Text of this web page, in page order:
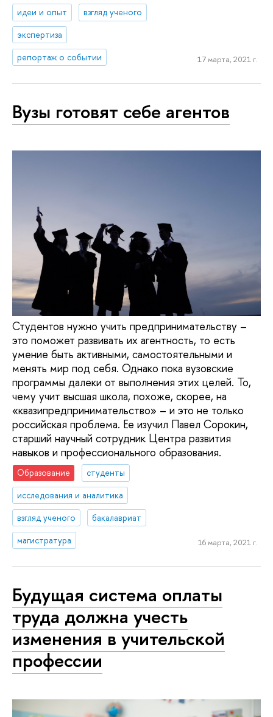
идеи и опыт
взгляд ученого
экспертиза
репортаж о событии
17 марта, 2021 г.
Вузы готовят себе агентов
Студентов нужно учить предпринимательству –
это поможет развивать их агентность, то есть
умение быть активными, самостоятельными и
менять мир под себя. Однако пока вузовские
программы далеки от выполнения этих целей. То,
чему учит высшая школа, похоже, скорее, на
«квазипредпринимательство» – и это не только
российская проблема. Ее изучил Павел Сорокин,
старший научный сотрудник Центра развития
навыков и профессионального образования.
Образование
студенты
исследования и аналитика
взгляд ученого
бакалавриат
магистратура
16 марта, 2021 г.
Будущая система оплаты
труда должна учесть
изменения в учительской
профессии